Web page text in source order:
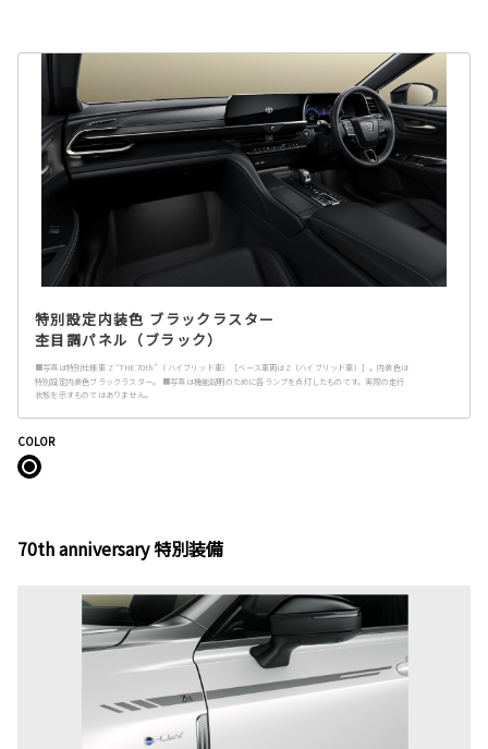
特別設定内装色 ブラックラスター
杢目調パネル（ブラック）
■写真は特別仕様車 Z “THE 70th”（ ハイブリッド車）［ベース車両はZ（ハイブリッド車）］。内装色は
特別設定内装色ブラックラスター。 ■写真は機能説明のために各ランプを点灯したものです。実際の走行
状態を示すものではありません。
COLOR
70th anniversary 特別装備